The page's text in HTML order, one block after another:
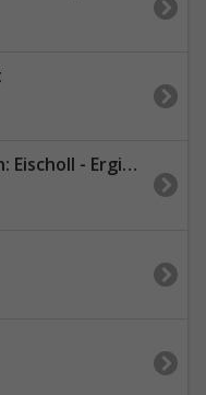
- Signalhorn